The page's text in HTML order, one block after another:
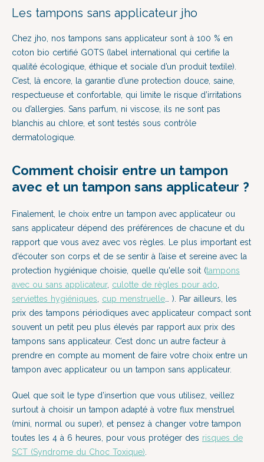
Les tampons sans applicateur jho
Chez jho, nos tampons sans applicateur sont à 100 % en
coton bio certifié GOTS (label international qui certifie la
qualité écologique, éthique et sociale d’un produit textile).
C’est, là encore, la garantie d’une protection douce, saine,
respectueuse et confortable, qui limite le risque d’irritations
ou d’allergies. Sans parfum, ni viscose, ils ne sont pas
blanchis au chlore, et sont testés sous contrôle
dermatologique.
Comment choisir entre un tampon
avec et un tampon sans applicateur ?
Finalement, le choix entre un tampon avec applicateur ou
sans applicateur dépend des préférences de chacune et du
rapport que vous avez avec vos règles. Le plus important est
d’écouter son corps et de se sentir à l’aise et sereine avec la
protection hygiénique choisie, quelle qu'elle soit (tampons
avec ou sans applicateur, culotte de règles pour ado
serviettes hygiéniques
cup menstruelle … ). Par ailleurs, les
prix des tampons périodiques avec applicateur compact sont
souvent un petit peu plus élevés par rapport aux prix des
tampons sans applicateur. C’est donc un autre facteur à
prendre en compte au moment de faire votre choix entre un
tampon avec applicateur ou un tampon sans applicateur.
Quel que soit le type d’insertion que vous utilisez, veillez
surtout à choisir un tampon adapté à votre flux menstruel
(mini, normal ou super), et pensez à changer votre tampon
toutes les 4 à 6 heures, pour vous protéger des risques de
SCT (Syndrome du Choc Toxique)